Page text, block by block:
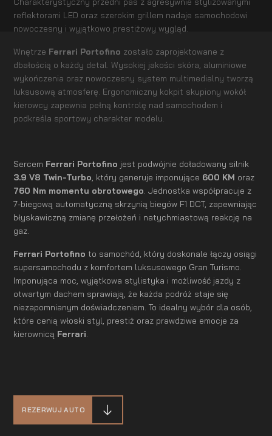
reflektorami LED oraz szerokim grillem nadaje samochodowi
nowoczesny i wyjątkowo prestiżowy wygląd.
Wnętrze Ferrari Portofino zostało zaprojektowane z
dbałością o każdy detal. Wysokiej jakości skóra, aluminiowe
wykończenia oraz nowoczesny system multimedialny tworzą
luksusową atmosferę. Ergonomiczny kokpit skupiony wokół
kierowcy zapewnia pełną kontrolę nad samochodem i
podkreśla sportowy charakter modelu.
Sercem Ferrari Portofino jest podwójnie doładowany silnik
3.9 V8 Twin-Turbo, który generuje imponujące 600 KM oraz
760 Nm momentu obrotowego. Jednostka współpracuje z
7-biegową automatyczną skrzynią biegów F1 DCT, zapewniając
błyskawiczną zmianę przełożeń i natychmiastową reakcję na
gaz.
Ferrari Portofino to samochód, który doskonale łączy osiągi
supersamochodu z komfortem luksusowego Gran Turismo.
Imponująca moc, wyjątkowa stylistyka i możliwość jazdy z
otwartym dachem sprawiają, że każda podróż staje się
niezapomnianym doświadczeniem. To idealny wybór dla osób,
które cenią włoski styl, prestiż oraz prawdziwe emocje za
kierownicą Ferrari
REZERWUJ AUTO